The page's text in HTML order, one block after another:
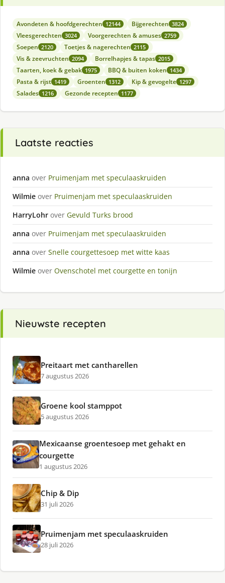
Avondeten & hoofdgerechten 12144 Bijgerechten 3824
Vleesgerechten 3024 Voorgerechten & amuses 2759
Soepen 2120 Toetjes & nagerechten 2115
Vis & zeevruchten 2094 Borrelhapjes & tapas 2015
Taarten, koek & gebak 1975 BBQ & buiten koken 1434
Pasta & rijst 1419 Groenten 1312 Kip & gevogelte 1297
Salades 1216 Gezonde recepten 1177
Laatste reacties
anna over Pruimenjam met speculaaskruiden
Wilmie over Pruimenjam met speculaaskruiden
HarryLohr over Gevuld Turks brood
anna over Pruimenjam met speculaaskruiden
anna over Snelle courgettesoep met witte kaas
Wilmie over Ovenschotel met courgette en tonijn
Nieuwste recepten
Preitaart met cantharellen
7 augustus 2026
Groene kool stamppot
5 augustus 2026
Mexicaanse groentesoep met gehakt en
courgette
1 augustus 2026
Chip & Dip
31 juli 2026
Pruimenjam met speculaaskruiden
28 juli 2026